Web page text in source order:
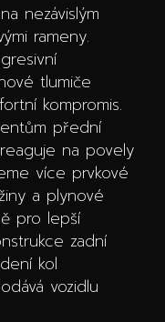
nezávislým
rameny.
tlumiče
kompromis.
přední
na povely
více prvkové
a plynové
pro lepší
zadní
kol
vozidlu